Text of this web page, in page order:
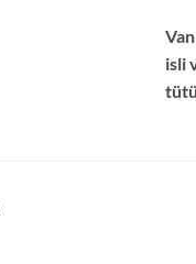
isli